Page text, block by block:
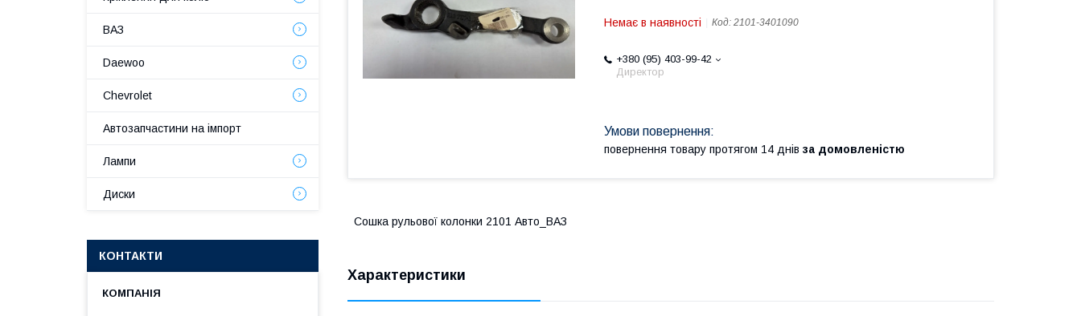
Немає в наявності Код: 2101-3401090
+380 (95) 403-99-42
Директор
повернення товару протягом 14 днів за домовленістю
Сошка рульової колонки 2101 Авто_ВАЗ
Характеристики
ВАЗ
Daewoo
Chevrolet
Автозапчастини на імпорт
Лампи
Диски
КОНТАКТИ